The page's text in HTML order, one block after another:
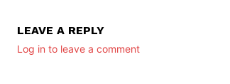
LEAVE A REPLY
Log in to leave a comment